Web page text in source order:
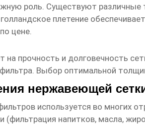
роль. Существуют
плетение
цене.
на прочность и долговечность
Выбор оптимальной
нержавеющей
используется во многих
напитков, масла,